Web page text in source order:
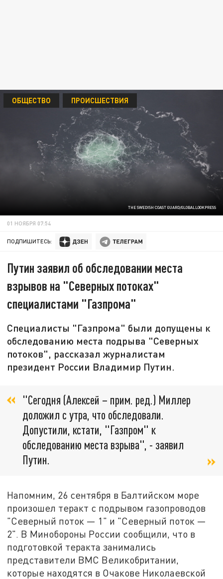
THE SWEDISH COAST GUARD/GLOBALLOOKPRESS
ОБЩЕСТВО ПРОИСШЕСТВИЯ
01 НОЯБРЯ 07:54
ПОДПИШИТЕСЬ:
Путин заявил об обследовании места
взрывов на "Северных потоках"
специалистами "Газпрома"
Специалисты "Газпрома" были допущены к
обследованию места подрыва "Северных
потоков", рассказал журналистам
президент России Владимир Путин.
"Сегодня (Алексей – прим. ред.) Миллер
доложил с утра, что обследовали.
Допустили, кстати, "Газпром" к
обследованию места взрыва", - заявил
Путин.
Напомним, 26 сентября в Балтийском море
произошел теракт с подрывом газопроводов
"Северный поток — 1" и "Северный поток —
2". В Минобороны России сообщили, что в
подготовкой теракта занимались
представители ВМС Великобритании,
которые находятся в Очакове Николаевской